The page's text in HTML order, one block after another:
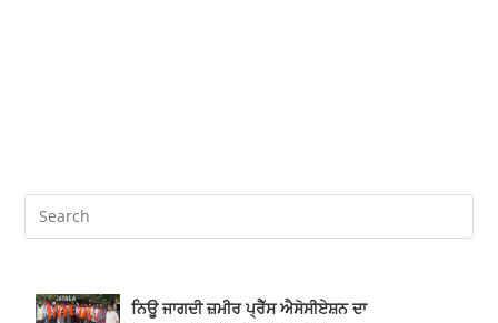
ਨਿਊ ਜਾਗਦੀ ਜ਼ਮੀਰ ਪ੍ਰੈੱਸ ਐਸੋਸੀਏਸ਼ਨ ਦਾ